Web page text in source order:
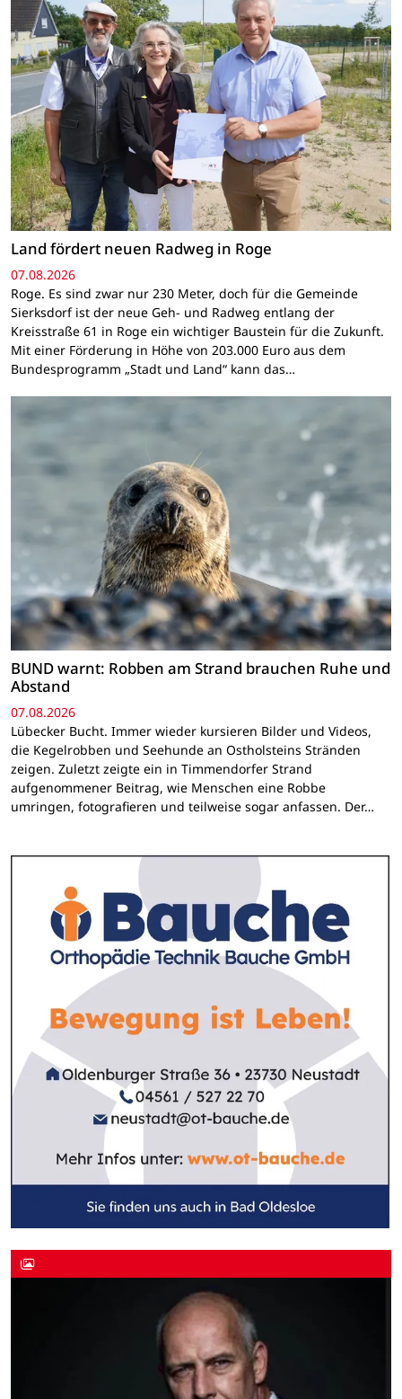
Land fördert neuen Radweg in Roge
07.08.2026
Roge. Es sind zwar nur 230 Meter, doch für die Gemeinde
Sierksdorf ist der neue Geh- und Radweg entlang der
Kreisstraße 61 in Roge ein wichtiger Baustein für die Zukunft.
Mit einer Förderung in Höhe von 203.000 Euro aus dem
Bundesprogramm „Stadt und Land“ kann das…
BUND warnt: Robben am Strand brauchen Ruhe und
Abstand
07.08.2026
Lübecker Bucht. Immer wieder kursieren Bilder und Videos,
die Kegelrobben und Seehunde an Ostholsteins Stränden
zeigen. Zuletzt zeigte ein in Timmendorfer Strand
aufgenommener Beitrag, wie Menschen eine Robbe
umringen, fotografieren und teilweise sogar anfassen. Der…